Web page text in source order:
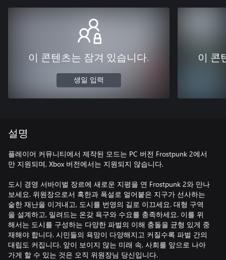
이 콘텐츠는 잠겨 있습니다.
생일 입력
이 콘
설명
플레이어 커뮤니티에서 제작된 모드는 PC 버전 Frostpunk 2에서
만 지원되며, Xbox 버전에서는 지원되지 않습니다.
도시 경영 서바이벌 장르에 새로운 지평을 연 Frostpunk 2와 만나
보세요. 위원장으로서 혹한과 폭설로 얼어붙은 지구가 선사하는
숱한 재난을 이겨내고, 도시를 번영의 길로 이끄세요. 대형 구역
을 설계하고, 밀려드는 온갖 욕구와 수요를 충족하세요. 이를 위
해서는 도시를 구성하는 다양한 파벌의 이해 충돌을 균형 있게 중
재해야 합니다. 시민들의 욕망이 다양해지고 커질수록 파벌 간의
대립도 커집니다. 앞이 보이지 않는 미래 속, 사회를 앞으로 나아
가게 할 수 있는 것은 오직 위원장님 당신입니다.